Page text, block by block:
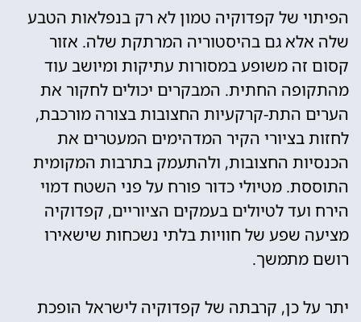
הפיתוי של קפדוקיה טמון לא רק בנפלאות הטבע
שלה אלא גם בהיסטוריה המרתקת שלה. אזור
קסום זה משופע במסורות עתיקות ומיושב עוד
מהתקופה החתית. המבקרים יכולים לחקור את
הערים התת-קרקעיות החצובות בצורה מורכבת,
לחזות בציורי הקיר המדהימים המעטרים את
הכנסיות החצובות, ולהתעמק בתרבות המקומית
התוססת. מטיולי כדור פורח על פני השטח דמוי
הירח ועד לטיולים בעמקים הציוריים, קפדוקיה
מציעה שפע של חוויות בלתי נשכחות שישאירו
רושם מתמשך.
יתר על כן, קרבתה של קפדוקיה לישראל הופכת